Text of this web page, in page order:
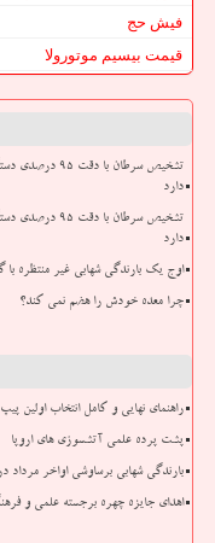
فیش حج
قیمت بیسیم موتورولا
تشخیص سرطان
دارد
تشخیص سرطان
دارد
اوج یک بارندگی شهابی غیر منتظره با
چرا معده خودش را هضم نمی کند؟
راهنمای نهایی و کامل انتخاب اولین پیپ
پشت پرده علمی آتشسوزی های اروپا
بارندگی شهابی برساوشی اواخر مرداد
اهدای جایزه چهره برجسته علمی و